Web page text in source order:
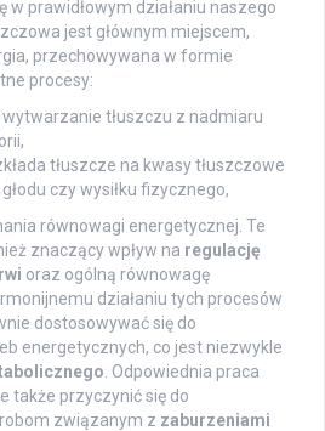
w prawidłowym działaniu naszego
jest głównym miejscem,
przechowywana w formie
procesy:
wytwarzanie tłuszczu z nadmiaru
tłuszcze na kwasy tłuszczowe
czy wysiłku fizycznego,
równowagi energetycznej. Te
znaczący wpływ na regulację
oraz ogólną równowagę
działaniu tych procesów
dostosowywać się do
energetycznych, co jest niezwykle
. Odpowiednia praca
także przyczynić się do
związanym z zaburzeniami